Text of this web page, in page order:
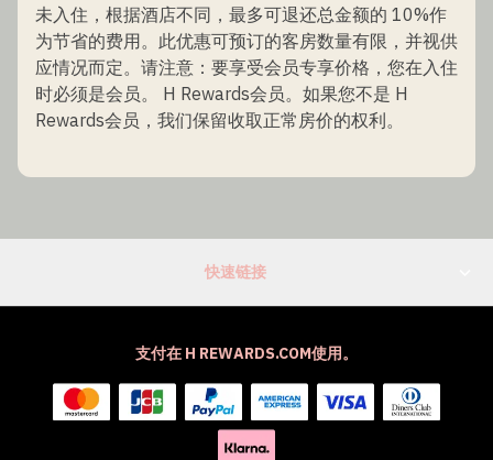
未入住，根据酒店不同，最多可退还总金额的 10%作
为节省的费用。此优惠可预订的客房数量有限，并视供
应情况而定。请注意：要享受会员专享价格，您在入住
时必须是会员。 H Rewards会员。如果您不是 H
Rewards会员，我们保留收取正常房价的权利。
快速链接
支付在 H REWARDS.COM使用。